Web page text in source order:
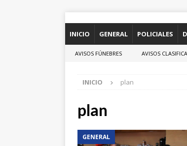
INICIO GENERAL POLICIALES
AVISOS FÚNEBRES AVISOS
INICIO plan
plan
GENERAL